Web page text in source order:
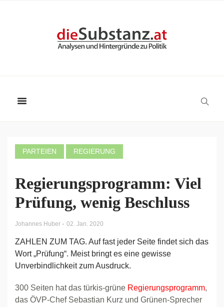
PARTEIEN REGIERUNG
Regierungsprogramm: Viel
Prüfung, wenig Beschluss
Johannes Huber - 02. Jan. 2020
ZAHLEN ZUM TAG. Auf fast jeder Seite findet sich das
Wort „Prüfung“. Meist bringt es eine gewisse
Unverbindlichkeit zum Ausdruck.
300 Seiten hat das türkis-grüne Regierungsprogramm,
das ÖVP-Chef Sebastian Kurz und Grünen-Sprecher